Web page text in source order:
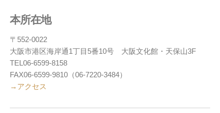
本所在地
〒552-0022
大阪市港区海岸通1丁目5番10号 大阪文化館・天保山3F
TEL06-6599-8158
FAX06-6599-9810（06-7220-3484）
→アクセス